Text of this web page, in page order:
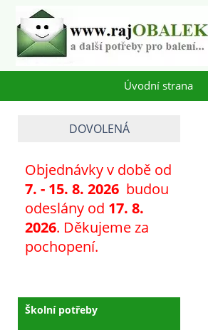
Úvodní strana
DOVOLENÁ
Objednávky v době od
7. - 15. 8. 2026 budou
odeslány od 17. 8.
2026. Děkujeme za
pochopení.
Školní potřeby